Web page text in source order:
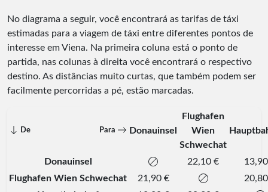
No diagrama a seguir, você encontrará as tarifas de táxi
estimadas para a viagem de táxi entre diferentes pontos de
interesse em Viena. Na primeira coluna está o ponto de
partida, nas colunas à direita você encontrará o respectivo
destino. As distâncias muito curtas, que também podem ser
facilmente percorridas a pé, estão marcadas.
De Para Donauinsel
Flughafen
Wien
Schwechat
Donauinsel 22,10 €
Flughafen Wien Schwechat
21,90 €